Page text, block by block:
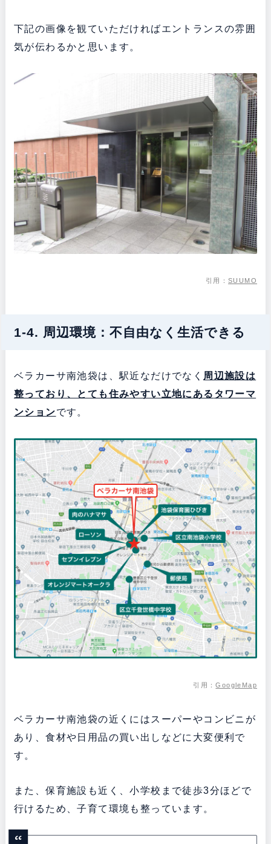
下記の画像を観ていただければエントランスの雰囲
気が伝わるかと思います。
引用：SUUMO
1-4. 周辺環境：不自由なく生活できる
ベラカーサ南池袋は、駅近なだけでなく 周辺施設は
整っており、とても住みやすい立地にある タワーマ
ンションです。
引用：GoogleMap
ベラカーサ南池袋の近くにはスーパーやコンビニが
あり、食材や日用品の買い出しなどに大変便利で
す。
また、保育施設も近く、小学校まで徒歩3分ほどで
行けるため、子育て環境も整っています。